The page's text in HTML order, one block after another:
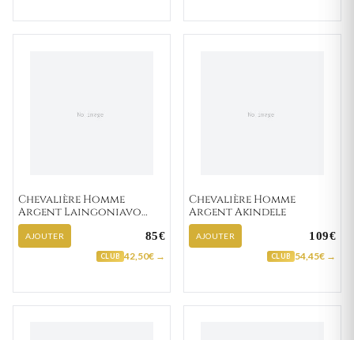
Chevalière Homme
Argent Laingoniavo
Onyx
AJOUTER 85€
CLUB 42,50€ →
Chevalière Homme
Argent Akindele
AJOUTER 109€
CLUB 54,45€ →